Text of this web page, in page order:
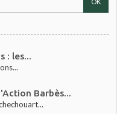
: les...
Barbès...